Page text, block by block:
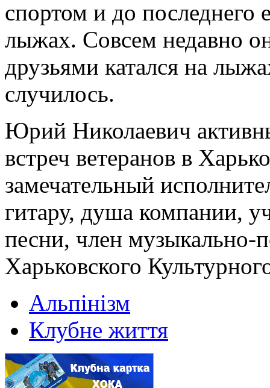
спортом и до последнего
лыжах. Совсем недавно
друзьями катался на
случилось.
Юрий Николаевич
встреч ветеранов в
замечательный
гитару, душа компании,
песни, член музыкально-
Харьковского
Альпінізм
Клубне життя